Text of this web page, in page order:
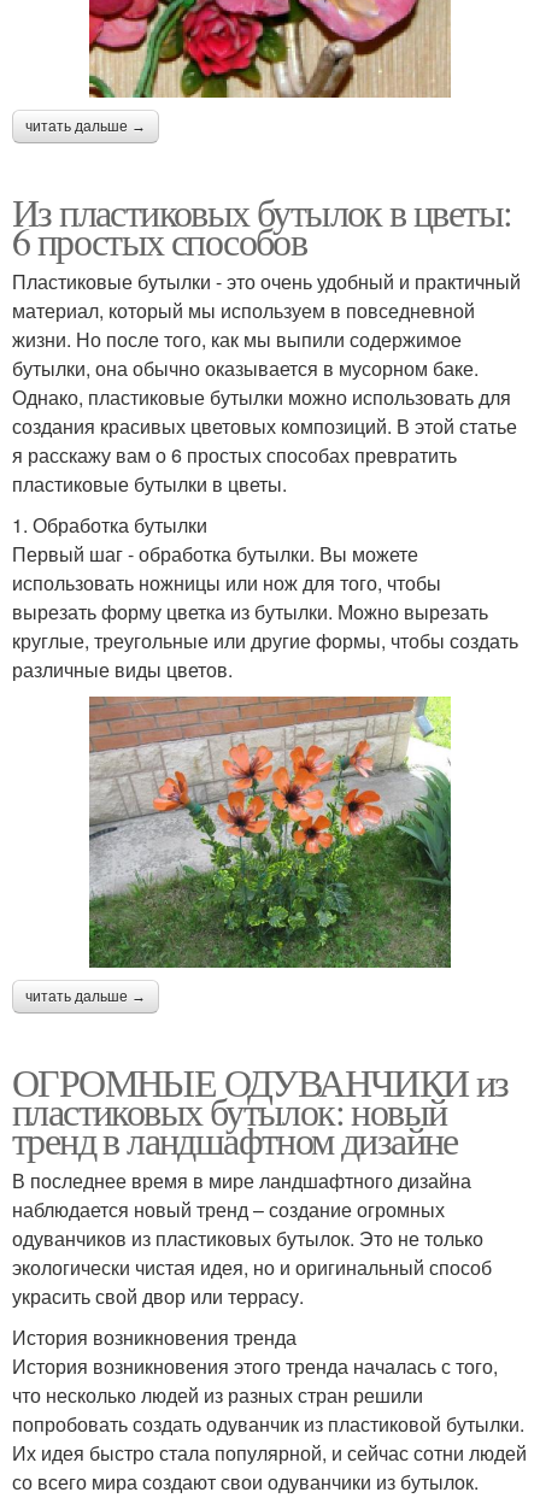
читать дальше →
Из пластиковых бутылок в цветы:
6 простых способов
Пластиковые бутылки - это очень удобный и практичный
материал, который мы используем в повседневной
жизни. Но после того, как мы выпили содержимое
бутылки, она обычно оказывается в мусорном баке.
Однако, пластиковые бутылки можно использовать для
создания красивых цветовых композиций. В этой статье
я расскажу вам о 6 простых способах превратить
пластиковые бутылки в цветы.
1. Обработка бутылки
Первый шаг - обработка бутылки. Вы можете
использовать ножницы или нож для того, чтобы
вырезать форму цветка из бутылки. Можно вырезать
круглые, треугольные или другие формы, чтобы создать
различные виды цветов.
читать дальше →
ОГРОМНЫЕ ОДУВАНЧИКИ из
пластиковых бутылок: новый
тренд в ландшафтном дизайне
В последнее время в мире ландшафтного дизайна
наблюдается новый тренд – создание огромных
одуванчиков из пластиковых бутылок. Это не только
экологически чистая идея, но и оригинальный способ
украсить свой двор или террасу.
История возникновения тренда
История возникновения этого тренда началась с того,
что несколько людей из разных стран решили
попробовать создать одуванчик из пластиковой бутылки.
Их идея быстро стала популярной, и сейчас сотни людей
со всего мира создают свои одуванчики из бутылок.